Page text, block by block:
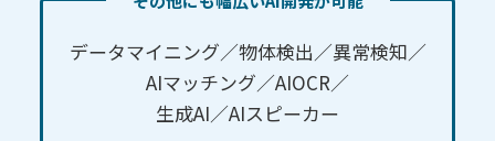
データマイニング／物体検出／異常検知／
AIマッチング／AIOCR／
生成AI／AIスピーカー